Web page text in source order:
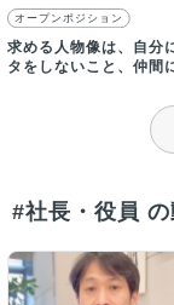
オープンポジション
求める人物像は、自分
タをしないこと、仲間
#社長・役員 の